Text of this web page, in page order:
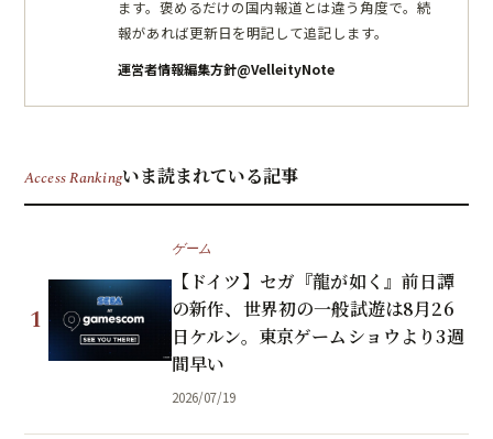
ます。褒めるだけの国内報道とは違う角度で。続
報があれば更新日を明記して追記します。
運営者情報編集方針@VelleityNote
Access Rankingいま読まれている記事
1
ゲーム
【ドイツ】セガ『龍が如く』前日譚
の新作、世界初の一般試遊は8月26
日ケルン。東京ゲームショウより3週
間早い
2026/07/19